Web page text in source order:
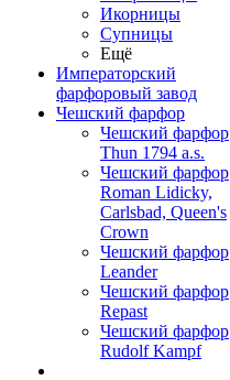
Икорницы
Супницы
Ещё
Императорский
фарфоровый завод
Чешский фарфор
Чешский фарфор
Thun 1794 a.s.
Чешский фарфор
Roman Lidicky,
Carlsbad, Queen's
Crown
Чешский фарфор
Leander
Чешский фарфор
Repast
Чешский фарфор
Rudolf Kampf